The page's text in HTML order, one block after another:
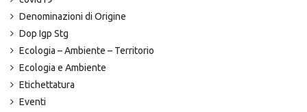
Denominazioni di Origine
Dop Igp Stg
Ecologia – Ambiente – Territorio
Ecologia e Ambiente
Etichettatura
Eventi